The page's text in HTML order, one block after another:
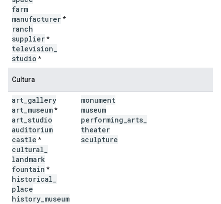
farm
manufacturer*
ranch
supplier*
television
studio *
Cultura
art gallery
art museum*
art studio
auditorium
castle *
cultural
landmark
fountain *
historical
place
history museum
monument
museum
performing arts
theater
sculpture